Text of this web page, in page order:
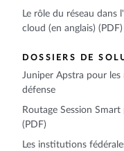
Le rôle du réseau dans
cloud (en anglais) (PDF)
DOSSIERS DE
Juniper Apstra pour les
défense
Routage Session
(PDF)
Les institutions